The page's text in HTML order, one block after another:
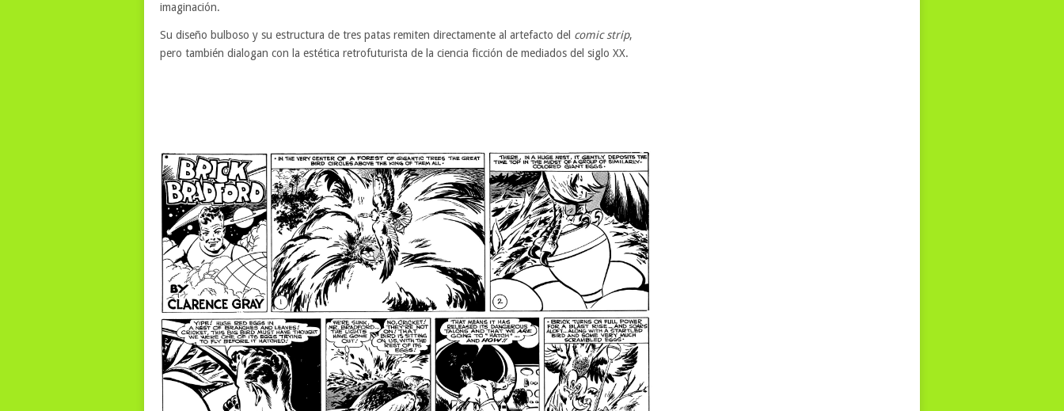
imaginación.
Su diseño bulboso y su estructura de tres patas remiten directamente al artefacto del comic strip,
pero también dialogan con la estética retrofuturista de la ciencia ficción de mediados del siglo XX.